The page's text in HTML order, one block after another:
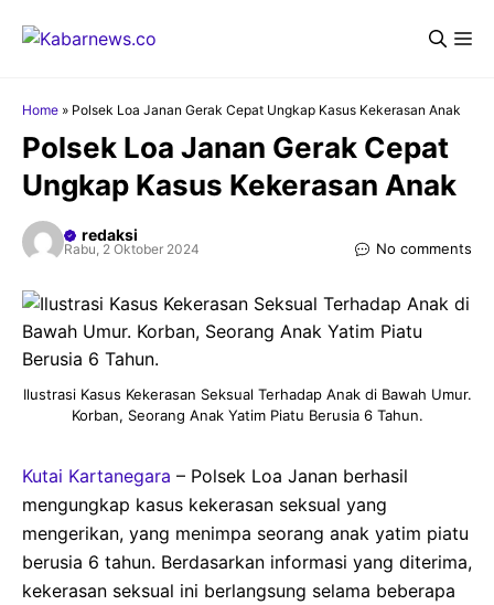
Home » Polsek Loa Janan Gerak Cepat Ungkap Kasus Kekerasan Anak
Polsek Loa Janan Gerak Cepat
Ungkap Kasus Kekerasan Anak
redaksi
Rabu, 2 Oktober 2024 No comments
Ilustrasi Kasus Kekerasan Seksual Terhadap Anak di Bawah Umur.
Korban, Seorang Anak Yatim Piatu Berusia 6 Tahun.
Kutai Kartanegara – Polsek Loa Janan berhasil
mengungkap kasus kekerasan seksual yang
mengerikan, yang menimpa seorang anak yatim piatu
berusia 6 tahun. Berdasarkan informasi yang diterima,
kekerasan seksual ini berlangsung selama beberapa